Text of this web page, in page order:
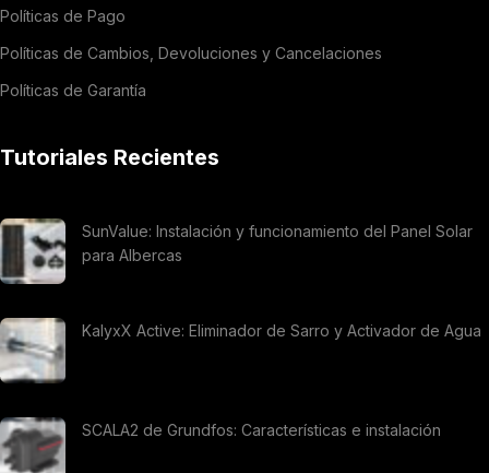
Políticas de Pago
Políticas de Cambios, Devoluciones y Cancelaciones
Políticas de Garantía
Tutoriales Recientes
SunValue: Instalación y funcionamiento del Panel Solar
para Albercas
KalyxX Active: Eliminador de Sarro y Activador de Agua
SCALA2 de Grundfos: Características e instalación